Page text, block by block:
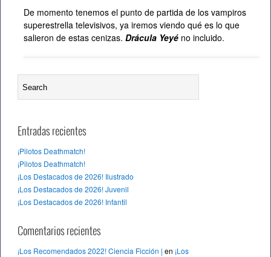
De momento tenemos el punto de partida de los vampiros
superestrella televisivos, ya iremos viendo qué es lo que
salieron de estas cenizas. Drácula Yeyé no incluido.
Entradas recientes
¡Pilotos Deathmatch!
¡Pilotos Deathmatch!
¡Los Destacados de 2026! Ilustrado
¡Los Destacados de 2026! Juvenil
¡Los Destacados de 2026! Infantil
Comentarios recientes
¡Los Recomendados 2022! Ciencia Ficción | en ¡Los